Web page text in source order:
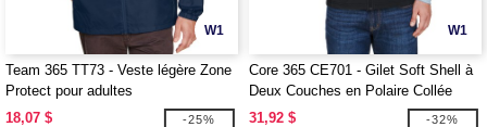
W1
Team 365 TT73 - Veste légère Zone
Protect pour adultes
18,07 $
-25%
W1
Core 365 CE701 - Gilet Soft Shell à
Deux Couches en Polaire Collée
pour Hommes
31,92 $ -32%